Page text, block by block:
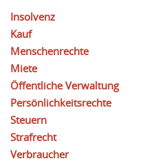
Insolvenz
Kauf
Menschenrechte
Miete
Öffentliche Verwaltung
Persönlichkeitsrechte
Steuern
Strafrecht
Verbraucher